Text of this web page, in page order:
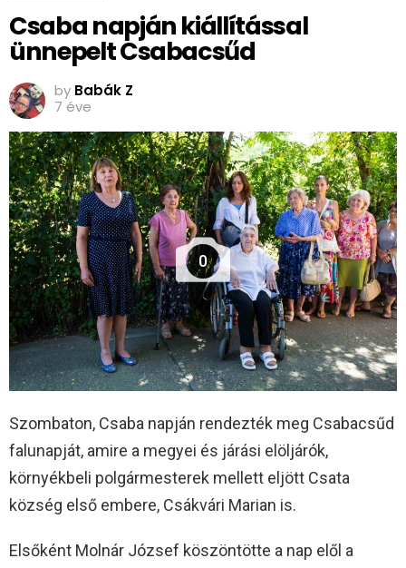
Csaba napján kiállítással
ünnepelt Csabacsűd
by Babák Z
7 éve
0
Szombaton, Csaba napján rendezték meg Csabacsűd
falunapját, amire a megyei és járási elöljárók,
környékbeli polgármesterek mellett eljött Csata
község első embere, Csákvári Marian is.
Elsőként Molnár József köszöntötte a nap elől a